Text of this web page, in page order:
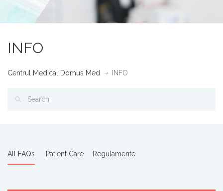
INFO
Centrul Medical Domus Med INFO
All FAQs Patient Care Regulamente